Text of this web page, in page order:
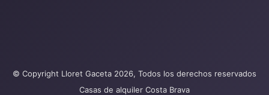
© Copyright Lloret Gaceta 2026, Todos los derechos reservados
Casas de alquiler Costa Brava